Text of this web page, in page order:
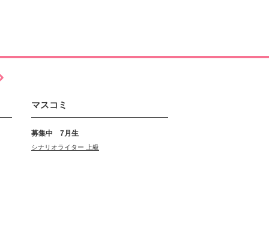
マスコミ
募集中 7月生
シナリオライター 上級